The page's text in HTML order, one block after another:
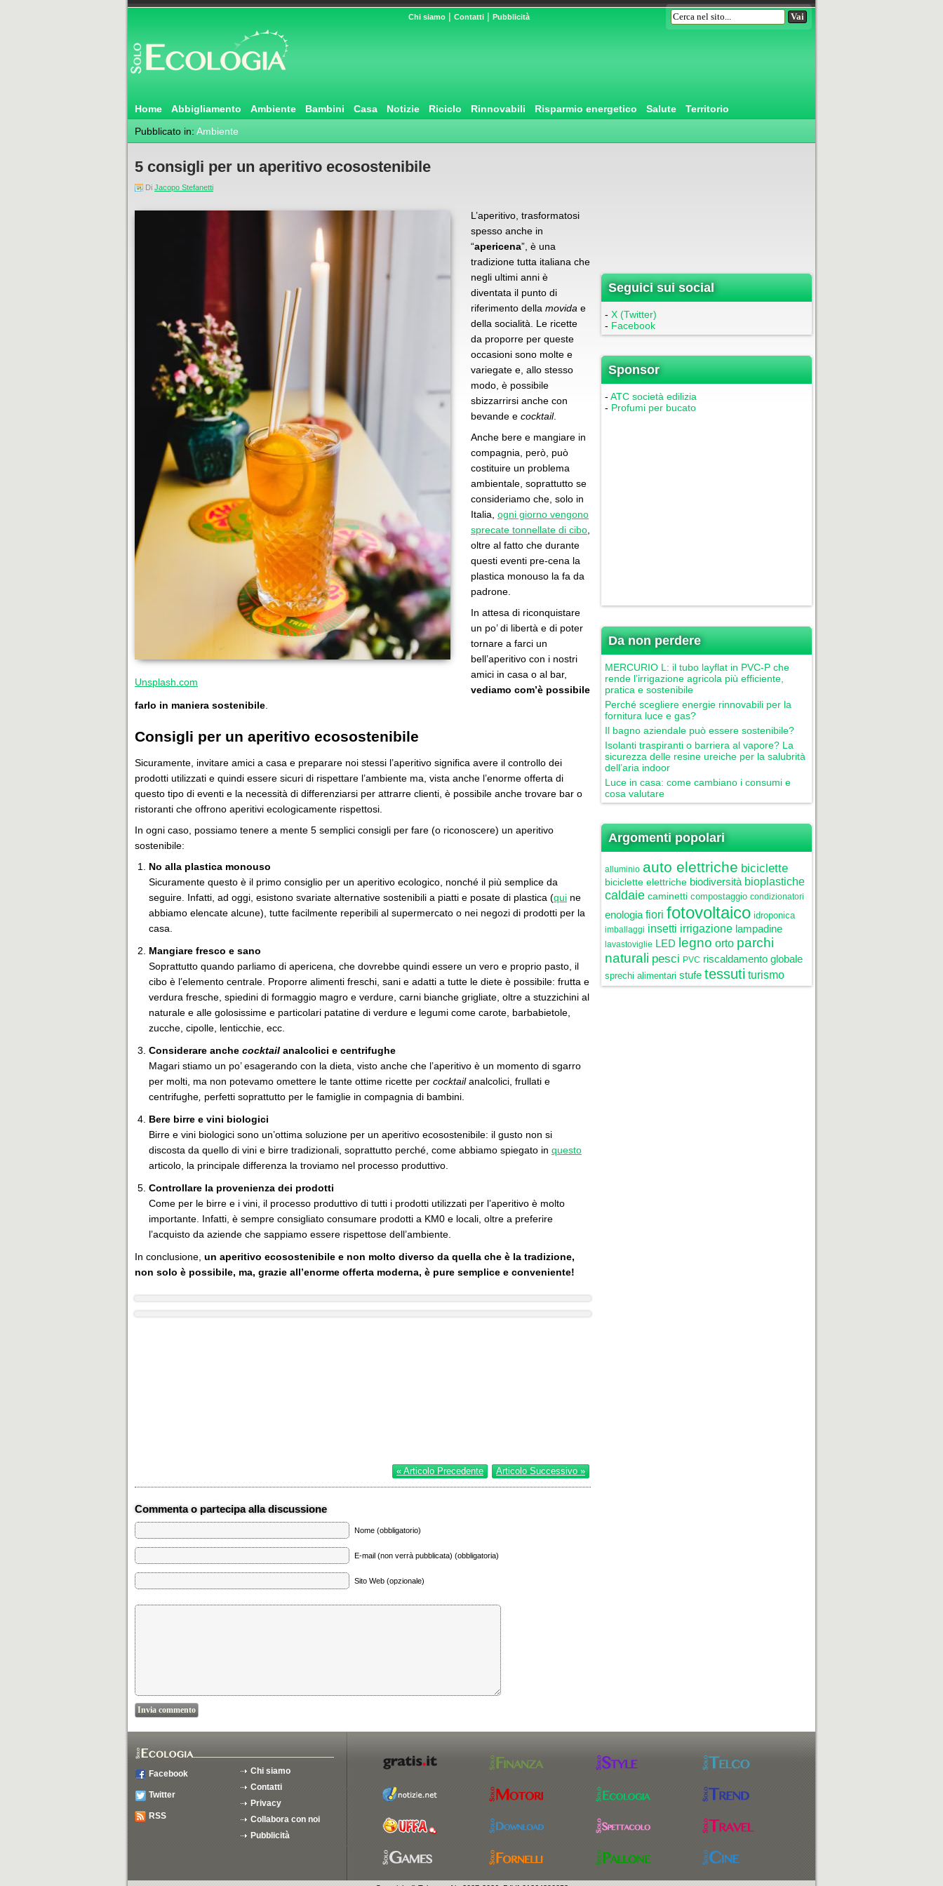
Chi siamo | Contatti | Pubblicità
Home Abbigliamento Ambiente Bambini Casa Notizie Riciclo Rinnovabili Risparmio energetico Salute
Territorio
Pubblicato in: Ambiente
5 consigli per un aperitivo ecosostenibile
Di Jacopo Stefanetti
Unsplash.com
L’aperitivo, trasformatosi
spesso anche in
“apericena”, è una
tradizione tutta italiana che
negli ultimi anni è
diventata il punto di
riferimento della movida e
della socialità. Le ricette
da proporre per queste
occasioni sono molte e
variegate e, allo stesso
modo, è possibile
sbizzarrirsi anche con
bevande e cocktail.
Anche bere e mangiare in
compagnia, però, può
costituire un problema
ambientale, soprattutto se
consideriamo che, solo in
Italia, ogni giorno vengono
sprecate tonnellate di cibo
oltre al fatto che durante
questi eventi pre-cena la
plastica monouso la fa da
padrone.
In attesa di riconquistare
un po’ di libertà e di poter
tornare a farci un
bell’aperitivo con i nostri
amici in casa o al bar,
vediamo com’è possibile
farlo in maniera sostenibile
Consigli per un aperitivo ecosostenibile
Sicuramente, invitare amici a casa e preparare noi stessi l’aperitivo significa avere il controllo dei
prodotti utilizzati e quindi essere sicuri di rispettare l’ambiente ma, vista anche l’enorme offerta di
questo tipo di eventi e la necessità di differenziarsi per attrarre clienti, è possibile anche trovare bar o
ristoranti che offrono aperitivi ecologicamente rispettosi.
In ogni caso, possiamo tenere a mente 5 semplici consigli per fare (o riconoscere) un aperitivo
sostenibile:
No alla plastica monouso
Sicuramente questo è il primo consiglio per un aperitivo ecologico, nonché il più semplice da
seguire. Infatti, ad oggi, esistono svariate alternative sostenibili a piatti e posate di plastica (qui ne
abbiamo elencate alcune), tutte facilmente reperibili al supermercato o nei negozi di prodotti per la
casa.
Mangiare fresco e sano
Soprattutto quando parliamo di apericena, che dovrebbe quindi essere un vero e proprio pasto, il
cibo è l’elemento centrale. Proporre alimenti freschi, sani e adatti a tutte le diete è possibile: frutta e
verdura fresche, spiedini di formaggio magro e verdure, carni bianche grigliate, oltre a stuzzichini al
naturale e alle golosissime e particolari patatine di verdure e legumi come carote, barbabietole,
zucche, cipolle, lenticchie, ecc.
Considerare anche cocktail analcolici e centrifughe
Magari stiamo un po’ esagerando con la dieta, visto anche che l’aperitivo è un momento di sgarro
per molti, ma non potevamo omettere le tante ottime ricette per cocktailanalcolici, frullati e
centrifughe perfetti soprattutto per le famiglie in compagnia di bambini.
Bere birre e vini biologici
Birre e vini biologici sono un’ottima soluzione per un aperitivo ecosostenibile: il gusto non si
discosta da quello di vini e birre tradizionali, soprattutto perché, come abbiamo spiegato in questo
articolo, la principale differenza la troviamo nel processo produttivo.
Controllare la provenienza dei prodotti
Come per le birre e i vini, il processo produttivo di tutti i prodotti utilizzati per l’aperitivo è molto
importante. Infatti, è sempre consigliato consumare prodotti a KM0 e locali, oltre a preferire
l’acquisto da aziende che sappiamo essere rispettose dell’ambiente.
In conclusione, un aperitivo ecosostenibile e non molto diverso da quella che è la tradizione,
non solo è possibile, ma, grazie all’enorme offerta moderna, è pure semplice e conveniente!
« Articolo Precedente Articolo Successivo »
Commenta o partecipa alla discussione
Nome (obbligatorio)
E-mail (non verrà pubblicata) (obbligatoria)
Sito Web (opzionale)
Seguici sui social
- X (Twitter)
- Facebook
Sponsor
- ATC società edilizia
- Profumi per bucato
Da non perdere
MERCURIO L: il tubo layflat in PVC-P che
rende l’irrigazione agricola più efficiente,
pratica e sostenibile
Perché scegliere energie rinnovabili per la
fornitura luce e gas?
Il bagno aziendale può essere sostenibile?
Isolanti traspiranti o barriera al vapore? La
sicurezza delle resine ureiche per la salubrità
dell’aria indoor
Luce in casa: come cambiano i consumi e
cosa valutare
Argomenti popolari
alluminio auto elettriche biciclette
biciclette elettriche biodiversità bioplastiche
caldaie caminetti compostaggio condizionatori
enologia fiori fotovoltaico idroponica
imballaggi insetti irrigazione lampadine
lavastoviglie LED legno orto parchi
naturali pesci PVC riscaldamento globale
sprechi alimentari stufe tessuti turismo
Facebook
Twitter
RSS
Chi siamo
Contatti
Privacy
Collabora con noi
Pubblicità